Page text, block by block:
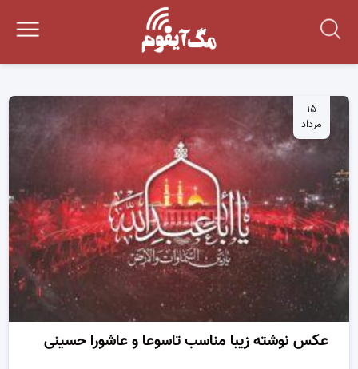
۱۵
مرداد
عکس نوشته زیبا مناسب تاسوعا و عاشورا حسینی